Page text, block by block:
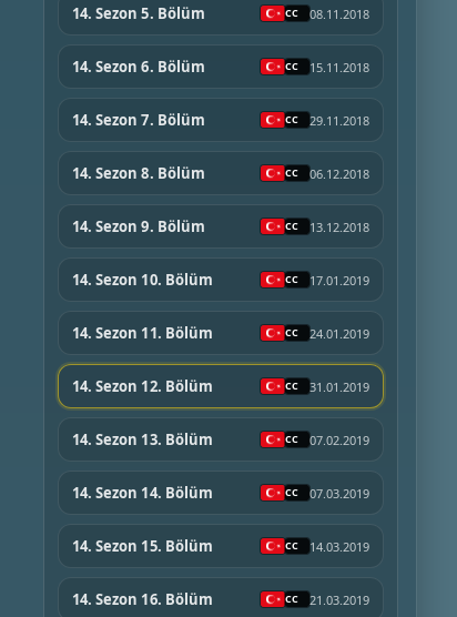
14. Sezon 5. Bölüm 08.11.2018
14. Sezon 6. Bölüm 15.11.2018
14. Sezon 7. Bölüm 29.11.2018
14. Sezon 8. Bölüm 06.12.2018
14. Sezon 9. Bölüm 13.12.2018
14. Sezon 10. Bölüm 17.01.2019
14. Sezon 11. Bölüm 24.01.2019
14. Sezon 12. Bölüm 31.01.2019
14. Sezon 13. Bölüm 07.02.2019
14. Sezon 14. Bölüm 07.03.2019
14. Sezon 15. Bölüm 14.03.2019
14. Sezon 16. Bölüm 21.03.2019